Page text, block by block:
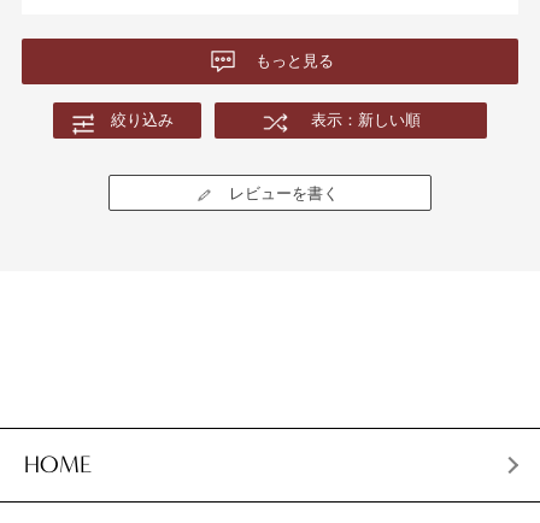
もっと見る
絞り込み 表示：新しい順
レビューを書く
HOME